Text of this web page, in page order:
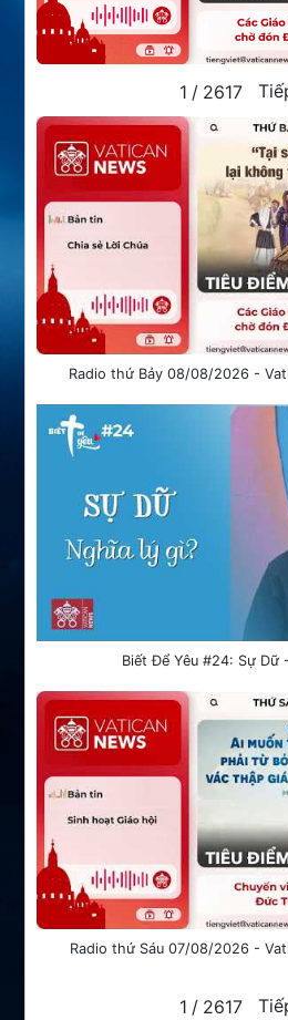
1 / 2617
Radio thứ Bảy 08/08/2026 -
Biết Để Yêu #24: Sự Dữ
Radio thứ Sáu 07/08/2026 -
1 / 2617